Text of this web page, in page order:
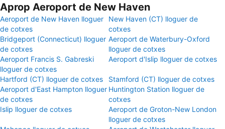
Aprop Aeroport de New Haven
Aeroport de New Haven lloguer
de cotxes
New Haven (CT) lloguer de
cotxes
Bridgeport (Connecticut) lloguer
de cotxes
Aeroport de Waterbury-Oxford
lloguer de cotxes
Aeroport Francis S. Gabreski
lloguer de cotxes
Aeroport d'Islip lloguer de cotxes
Hartford (CT) lloguer de cotxes
Stamford (CT) lloguer de cotxes
Aeroport d'East Hampton lloguer
de cotxes
Huntington Station lloguer de
cotxes
Islip lloguer de cotxes
Aeroport de Groton-New London
lloguer de cotxes